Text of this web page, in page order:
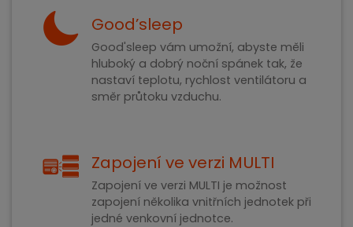
Good’sleep
Good'sleep vám umožní, abyste měli
hluboký a dobrý noční spánek tak, že
nastaví teplotu, rychlost ventilátoru a
směr průtoku vzduchu.
Zapojení ve verzi MULTI
Zapojení ve verzi MULTI je možnost
zapojení několika vnitřních jednotek při
jedné venkovní jednotce.